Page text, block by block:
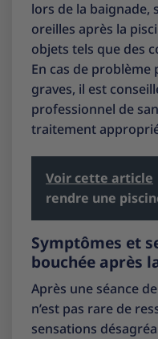
lors de la baignade,
oreilles après la
objets tels que des
En cas de
graves, il est
professionnel de
traitement
Voir cette article
rendre une
Symptômes et
bouchée après
Après une séance
n’est pas rare de
sensations